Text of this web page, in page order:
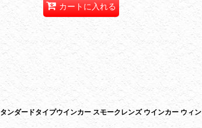
カートに入れる
ンダードタイプウインカー スモークレンズ ウインカー ウィン